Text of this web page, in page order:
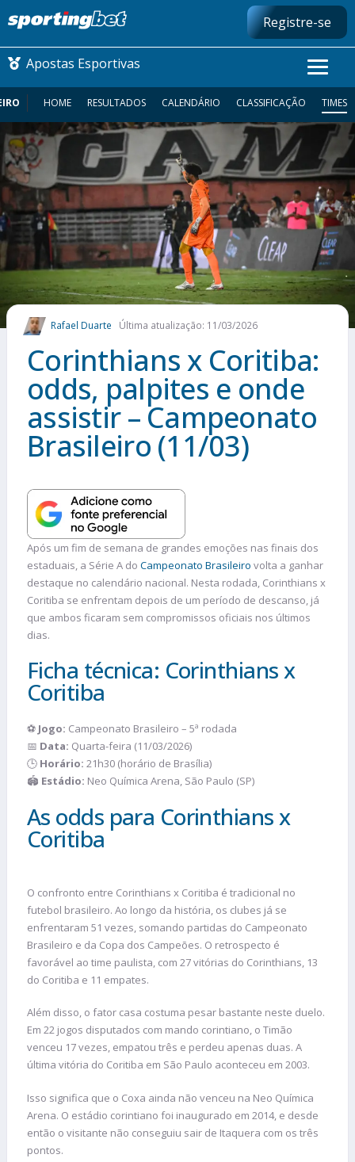
Registre-se
Apostas Esportivas
CONMEBOL LIBERTADORES
FUTEBOL NACIONAL
FUTEBOL INTERNACIONAL
COMO APOSTAR
MAIS ESPORTES
HOME RESULTADOS CALENDÁRIO CLASSIFICAÇÃO TIMES
Rafael Duarte Última atualização: 11/03/2026
Corinthians x Coritiba:
odds, palpites e onde
assistir – Campeonato
Brasileiro (11/03)
Após um fim de semana de grandes emoções nas finais dos
estaduais, a Série A do Campeonato Brasileiro volta a ganhar
destaque no calendário nacional. Nesta rodada, Corinthians x
Coritiba se enfrentam depois de um período de descanso, já
que ambos ficaram sem compromissos oficiais nos últimos
dias.
Ficha técnica: Corinthians x
Coritiba
⚽ Jogo: Campeonato Brasileiro – 5ª rodada
📅 Data: Quarta-feira (11/03/2026)
🕒 Horário: 21h30 (horário de Brasília)
🏟️ Estádio: Neo Química Arena, São Paulo (SP)
As odds para Corinthians x
Coritiba
O confronto entre Corinthians x Coritiba é tradicional no
futebol brasileiro. Ao longo da história, os clubes já se
enfrentaram 51 vezes, somando partidas do Campeonato
Brasileiro e da Copa dos Campeões. O retrospecto é
favorável ao time paulista, com 27 vitórias do Corinthians, 13
do Coritiba e 11 empates.
Além disso, o fator casa costuma pesar bastante neste duelo.
Em 22 jogos disputados com mando corintiano, o Timão
venceu 17 vezes, empatou três e perdeu apenas duas. A
última vitória do Coritiba em São Paulo aconteceu em 2003.
Isso significa que o Coxa ainda não venceu na Neo Química
Arena. O estádio corintiano foi inaugurado em 2014, e desde
então o visitante não conseguiu sair de Itaquera com os três
pontos.